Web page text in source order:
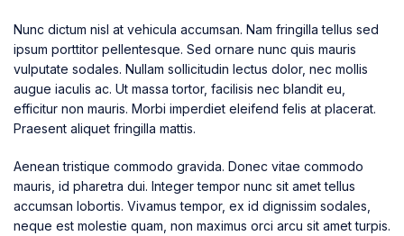
Nunc dictum nisl at vehicula accumsan. Nam fringilla tellus sed
ipsum porttitor pellentesque. Sed ornare nunc quis mauris
vulputate sodales. Nullam sollicitudin lectus dolor, nec mollis
augue iaculis ac. Ut massa tortor, facilisis nec blandit eu,
efficitur non mauris. Morbi imperdiet eleifend felis at placerat.
Praesent aliquet fringilla mattis.
Aenean tristique commodo gravida. Donec vitae commodo
mauris, id pharetra dui. Integer tempor nunc sit amet tellus
accumsan lobortis. Vivamus tempor, ex id dignissim sodales,
neque est molestie quam, non maximus orci arcu sit amet turpis.